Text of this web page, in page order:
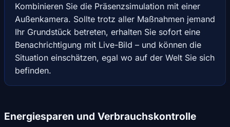
Kombinieren Sie die Präsenzsimulation mit einer
Außenkamera. Sollte trotz aller Maßnahmen jemand
Ihr Grundstück betreten, erhalten Sie sofort eine
Benachrichtigung mit Live-Bild – und können die
Situation einschätzen, egal wo auf der Welt Sie sich
befinden.
Energiesparen und Verbrauchskontrolle